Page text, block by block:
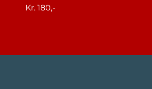
Kr. 180,-